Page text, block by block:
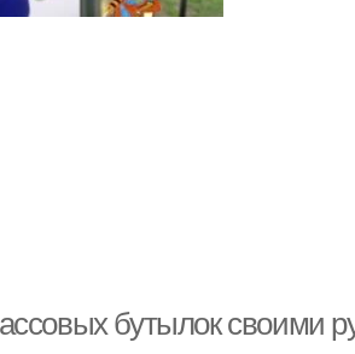
бутылок своими